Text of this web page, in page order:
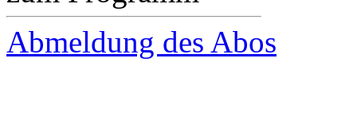
Abmeldung des Abos